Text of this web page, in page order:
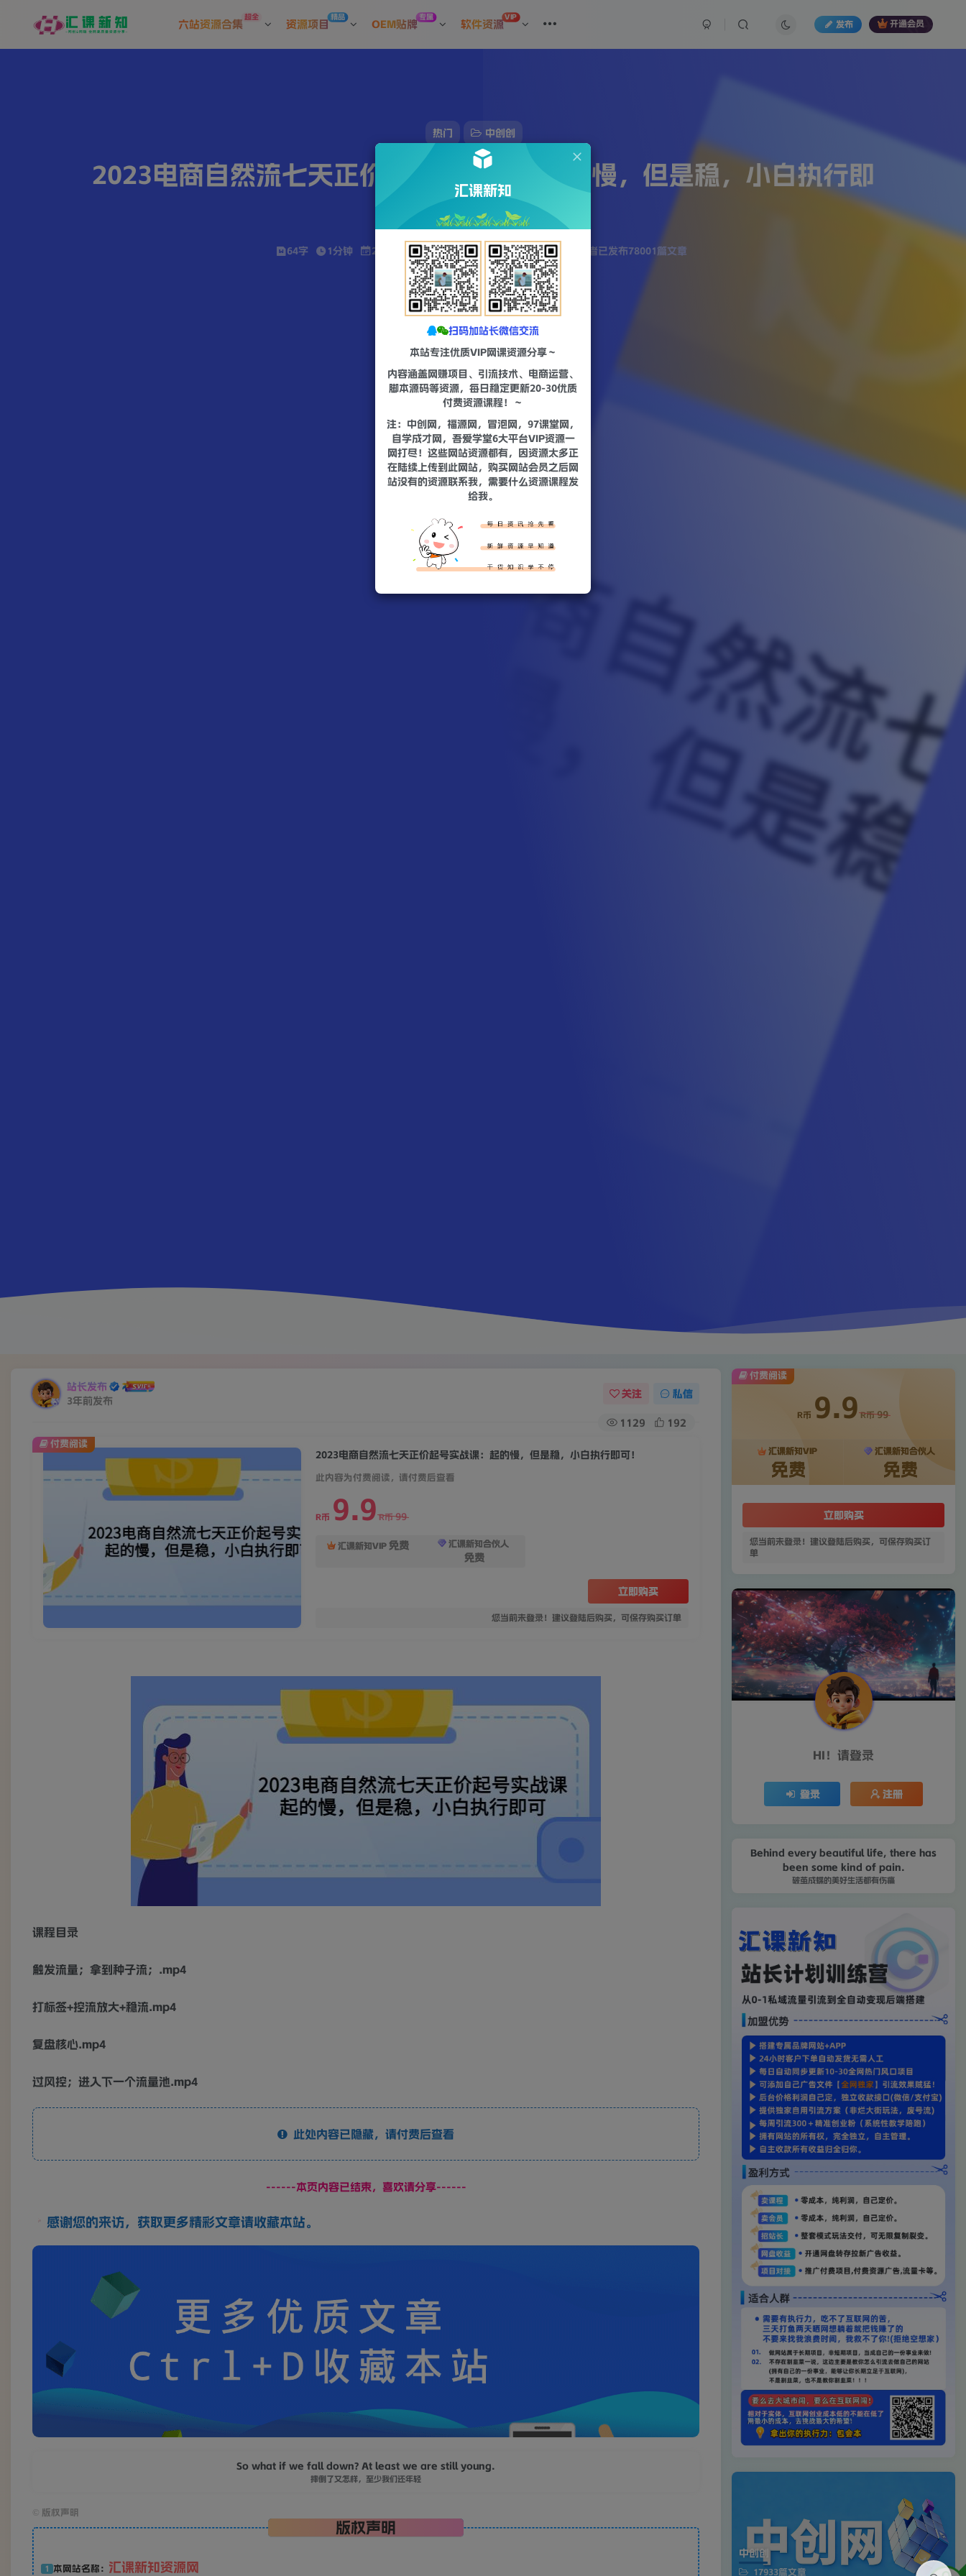
热门 中创创
2023电商自然流七天正价起号实战课：起的慢，但是稳，小白执行即
可！
64字 1分钟 2023-12-22 站长发布 1129 该作者已发布78001篇文章
六站资源合集
超全
资源项目
精品
OEM贴牌
专属
软件资源
VIP
发布 开通会员
站长发布
3年前发布
关注 私信
1129 192
2023电商自然流七天正价起号实战课：起的慢，但是稳，小白执行即可！
此内容为付费阅读，请付费后查看
R币 9.9R币 99
汇课新知VIP 免费 汇课新知合伙人
免费
立即购买
您当前未登录！建议登陆后购买，可保存购买订单
付费阅读
课程目录
触发流量；拿到种子流；.mp4
打标签+控流放大+稳流.mp4
复盘核心.mp4
过风控；进入下一个流量池.mp4
此处内容已隐藏，请付费后查看
------本页内容已结束，喜欢请分享------
感谢您的来访，获取更多精彩文章请收藏本站。
So what if we fall down? At least we are still young.
摔倒了又怎样，至少我们还年轻
版权声明
版权声明
1 本网站名称： 汇课新知资源网
付费阅读
R币 9.9 R币 99
汇课新知VIP
免费
汇课新知合伙人
免费
立即购买
您当前未登录！建议登陆后购买，可保存购买订
单
HI！请登录
登录 注册
Behind every beautiful life, there has
been some kind of pain.
破茧成蝶的美好生活都有伤痛
中创创
17933篇文章
汇课新知
扫码加站长微信交流
本站专注优质VIP网课资源分享～
内容涵盖网赚项目、引流技术、电商运营、
脚本源码等资源，每日稳定更新20-30优质
付费资源课程！～
注：中创网，福源网，冒泡网，97课堂网，
自学成才网，吾爱学堂6大平台VIP资源一
网打尽！这些网站资源都有，因资源太多正
在陆续上传到此网站，购买网站会员之后网
站没有的资源联系我，需要什么资源课程发
给我。